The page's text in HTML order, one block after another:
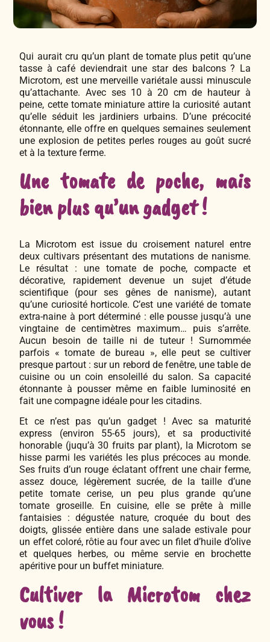
Coffrets & Idées Cadeaux
Tisanes & Infusions BIO
Faire-part à semer
Qui aurait cru qu’un plant de tomate plus petit qu’une
tasse à café deviendrait une star des balcons ? La
Microtom, est une merveille variétale aussi minuscule
qu’attachante. Avec ses 10 à 20 cm de hauteur à
peine, cette tomate miniature attire la curiosité autant
qu’elle séduit les jardiniers urbains. D’une précocité
étonnante, elle offre en quelques semaines seulement
une explosion de petites perles rouges au goût sucré
et à la texture ferme.
Une tomate de poche, mais
bien plus qu’un gadget !
La Microtom est issue du croisement naturel entre
deux cultivars présentant des mutations de nanisme.
Le résultat : une tomate de poche, compacte et
décorative, rapidement devenue un sujet d’étude
scientifique (pour ses gênes de nanisme), autant
qu’une curiosité horticole. C’est une variété de tomate
extra-naine à port déterminé : elle pousse jusqu’à une
vingtaine de centimètres maximum… puis s’arrête.
Aucun besoin de taille ni de tuteur ! Surnommée
parfois « tomate de bureau », elle peut se cultiver
presque partout : sur un rebord de fenêtre, une table de
cuisine ou un coin ensoleillé du salon. Sa capacité
étonnante à pousser même en faible luminosité en
fait une compagne idéale pour les citadins.
Et ce n’est pas qu’un gadget ! Avec sa maturité
express (environ 55-65 jours), et sa productivité
honorable (juqu’à 30 fruits par plant), la Microtom se
hisse parmi les variétés les plus précoces au monde.
Ses fruits d’un rouge éclatant offrent une chair ferme,
assez douce, légèrement sucrée, de la taille d’une
petite tomate cerise, un peu plus grande qu’une
tomate groseille. En cuisine, elle se prête à mille
fantaisies : dégustée nature, croquée du bout des
doigts, glissée entière dans une salade estivale pour
un effet coloré, rôtie au four avec un filet d’huile d’olive
et quelques herbes, ou même servie en brochette
apéritive pour un buffet miniature.
Cultiver la Microtom chez
vous !